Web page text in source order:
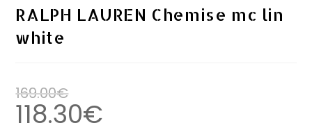
RALPH LAUREN Chemise mc lin
white
169.00€
118.30€